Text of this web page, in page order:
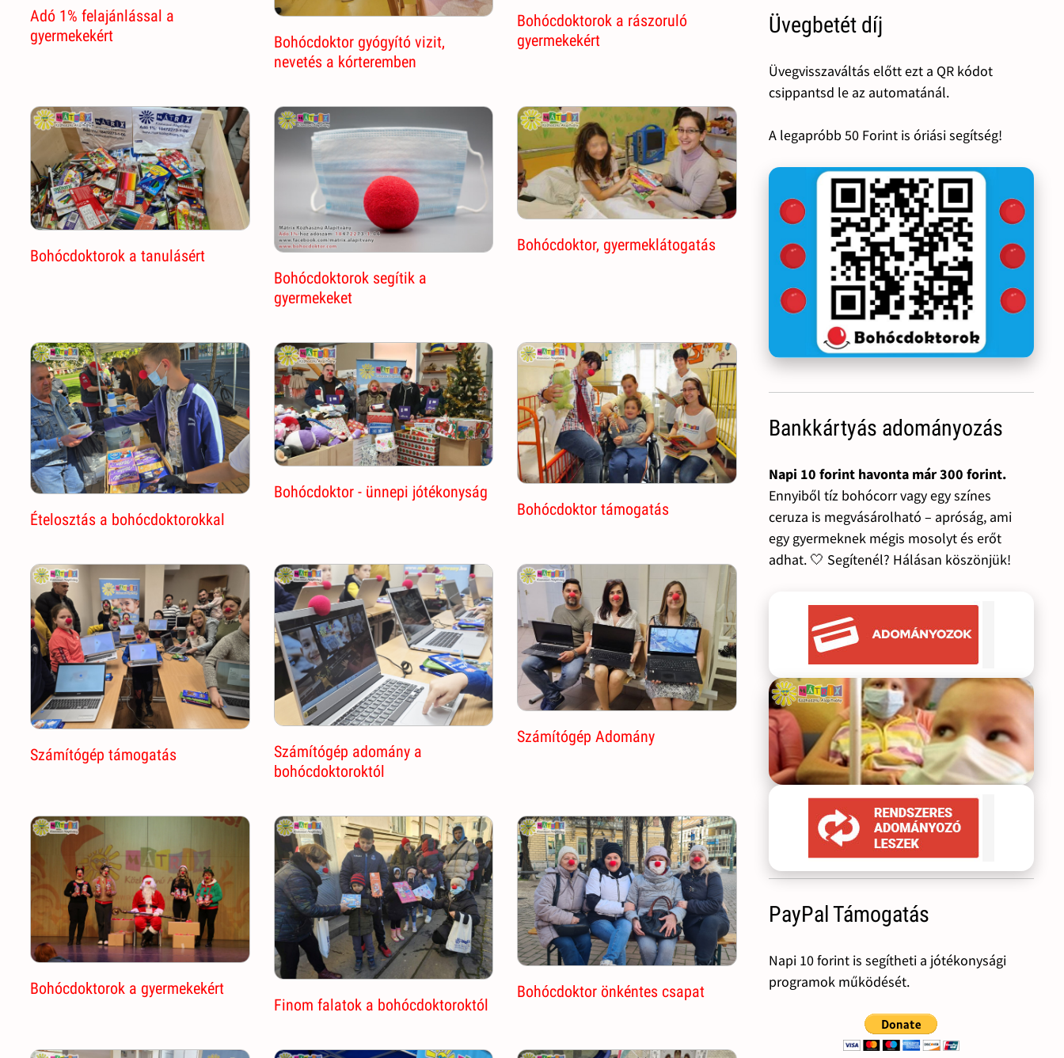
Adó 1% felajánlással a
gyermekekért
Bohócdoktor gyógyító vizit,
nevetés a kórteremben
Bohócdoktorok a rászoruló
gyermekekért
Bohócdoktorok a tanulásért
Bohócdoktorok segítik a
gyermekeket
Bohócdoktor, gyermeklátogatás
Ételosztás a bohócdoktorokkal
Bohócdoktor - ünnepi jótékonyság
Bohócdoktor támogatás
Számítógép támogatás
Számítógép adomány a
bohócdoktoroktól
Számítógép Adomány
Bohócdoktorok a gyermekekért
Finom falatok a bohócdoktoroktól
Bohócdoktor önkéntes csapat
Üvegbetét díj
Üvegvisszaváltás előtt ezt a QR kódot
csippantsd le az automatánál.
A legapróbb 50 Forint is óriási segítség!
Bankkártyás adományozás
Napi 10 forint havonta már 300 forint.
Ennyiből tíz bohócorr vagy egy színes
ceruza is megvásárolható – apróság, ami
egy gyermeknek mégis mosolyt és erőt
adhat. 🤍 Segítenél? Hálásan köszönjük!
PayPal Támogatás
Napi 10 forint is segítheti a jótékonysági
programok működését.